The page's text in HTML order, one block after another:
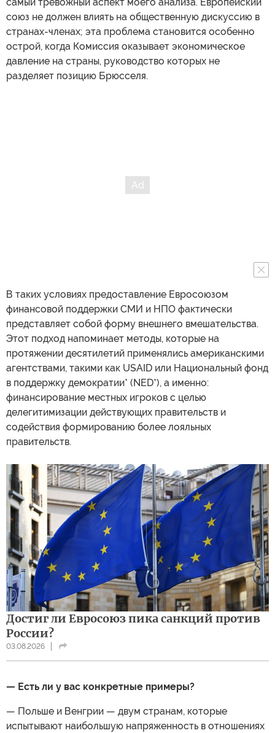
союз не должен влиять на общественную дискуссию в
странах-членах; эта проблема становится особенно
острой, когда Комиссия оказывает экономическое
давление на страны, руководство которых не
разделяет позицию Брюсселя.
В таких условиях предоставление Евросоюзом
финансовой поддержки СМИ и НПО фактически
представляет собой форму внешнего вмешательства.
Этот подход напоминает методы, которые на
протяжении десятилетий применялись американскими
агентствами, такими как USAID или Национальный фонд
в поддержку демократии* (NED*), а именно:
финансирование местных игроков с целью
делегитимизации действующих правительств и
содействия формированию более лояльных
правительств.
Достиг ли Евросоюз пика санкций против
России?
03.08.2026
— Есть ли у вас конкретные примеры?
— Польше и Венгрии — двум странам, которые
испытывают наибольшую напряженность в отношениях